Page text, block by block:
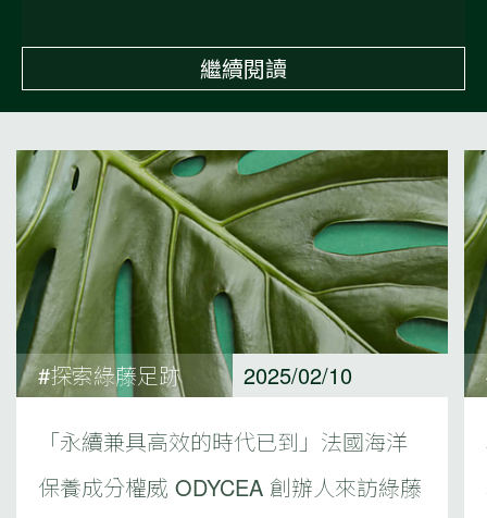
繼續閱讀
#探索綠藤足跡 2025/02/10
「永續兼具高效的時代已到」法國海洋
保養成分權威 ODYCEA 創辦人來訪綠藤